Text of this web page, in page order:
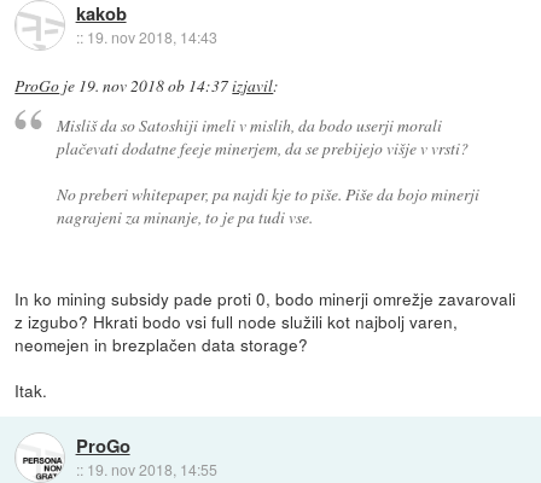
kakob
:: 19. nov 2018, 14:43
ProGo je 19. nov 2018 ob 14:37izjavil:
Misliš da so Satoshiji imeli v mislih, da bodo userji morali
plačevati dodatne feeje minerjem, da se prebijejo višje v vrsti?
No preberi whitepaper, pa najdi kje to piše. Piše da bojo minerji
nagrajeni za minanje, to je pa tudi vse.
In ko mining subsidy pade proti 0, bodo minerji omrežje zavarovali
z izgubo? Hkrati bodo vsi full node služili kot najbolj varen,
neomejen in brezplačen data storage?
Itak.
ProGo
:: 19. nov 2018, 14:55